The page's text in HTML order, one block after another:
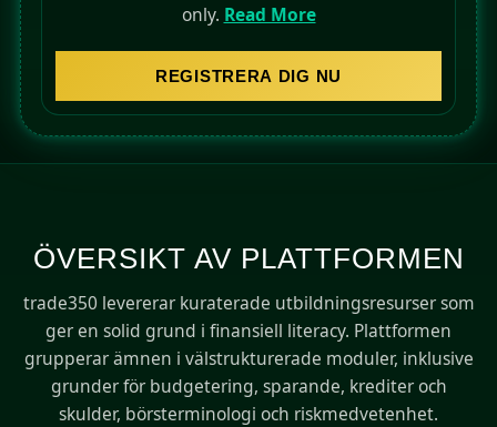
a
t
1
only. Read More
REGISTRERA DIG NU
ÖVERSIKT AV PLATTFORMEN
trade350 levererar kuraterade utbildningsresurser som
ger en solid grund i finansiell literacy. Plattformen
grupperar ämnen i välstrukturerade moduler, inklusive
grunder för budgetering, sparande, krediter och
skulder, börsterminologi och riskmedvetenhet.